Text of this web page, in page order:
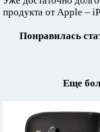
продукта от Apple –
Понравилась
Еще